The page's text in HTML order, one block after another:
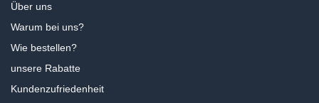
Über uns
Warum bei uns?
Wie bestellen?
unsere Rabatte
Kundenzufriedenheit